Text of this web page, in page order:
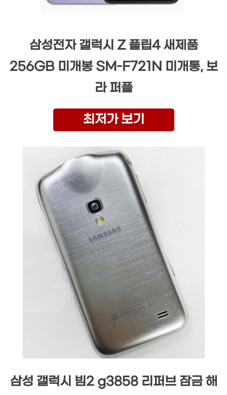
삼성전자 갤럭시 Z 플립4 새제품
256GB 미개봉 SM-F721N 미개통, 보
라 퍼플
최저가 보기
삼성 갤럭시 빔2 g3858 리퍼브 잠금 해